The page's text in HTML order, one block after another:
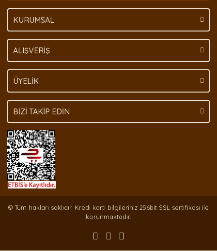
KURUMSAL
ALIŞVERİŞ
ÜYELİK
BİZİ TAKİP EDİN
© Tüm hakları saklıdır. Kredi kartı bilgileriniz 256bit SSL sertifikası ile
korunmaktadır.